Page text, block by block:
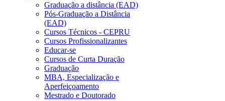
Graduação a distância (EAD)
Pós-Graduação a Distância
(EAD)
Cursos Técnicos - CEPRU
Cursos Profissionalizantes
Educar-se
Cursos de Curta Duração
Graduação
MBA, Especialização e
Aperfeiçoamento
Mestrado e Doutorado